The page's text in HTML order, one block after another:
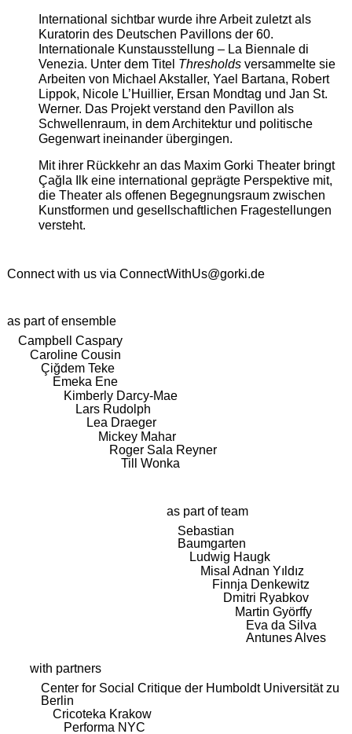
International sichtbar wurde ihre Arbeit zuletzt als
Kuratorin des Deutschen Pavillons der 60.
Internationale Kunstausstellung – La Biennale di
Venezia. Unter dem Titel Thresholdsversammelte sie
Arbeiten von Michael Akstaller, Yael Bartana, Robert
Lippok, Nicole L’Huillier, Ersan Mondtag und Jan St.
Werner. Das Projekt verstand den Pavillon als
Schwellenraum, in dem Architektur und politische
Gegenwart ineinander übergingen.
Mit ihrer Rückkehr an das Maxim Gorki Theater bringt
Çağla Ilk eine international geprägte Perspektive mit,
die Theater als offenen Begegnungsraum zwischen
Kunstformen und gesellschaftlichen Fragestellungen
versteht.
Connect with us via ConnectWithUs@gorki.de
as part of ensemble
Campbell Caspary
Caroline Cousin
Çiğdem Teke
Emeka Ene
Kimberly Darcy-Mae
Lars Rudolph
Lea Draeger
Mickey Mahar
Roger Sala Reyner
Till Wonka
as part of team
Sebastian
Baumgarten
Ludwig Haugk
Misal Adnan Yıldız
Finnja Denkewitz
Dmitri Ryabkov
Martin Györffy
Eva da Silva
Antunes Alves
with partners
Center for Social Critique der Humboldt Universität zu
Berlin
Cricoteka Krakow
Performa NYC